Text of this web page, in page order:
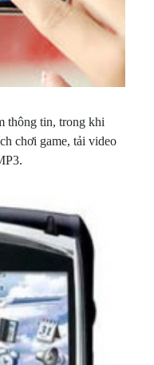
thông tin, trong khi
chơi game, tải video